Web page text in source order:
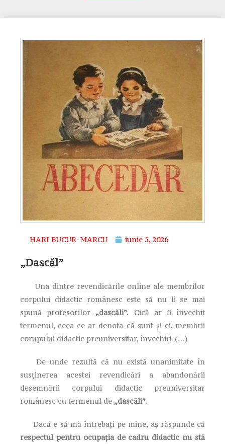
HARI BUCUR-MARCU iunie 5, 2026
„Dascăl”
Una dintre revendicările online ale membrilor
corpului didactic românesc este să nu li se mai
spună profesorilor „dascăli”. Cică ar fi învechit
termenul, ceea ce ar denota că sunt și ei, membrii
corupului didactic preuniversitar, învechiți. (…)
De unde rezultă că nu există unanimitate în
susținerea acestei revendicări a abandonării
desemnării corpului didactic preuniversitar
românesc cu termenul de „dascăli”.
Dacă e să mă întrebați pe mine, aș răspunde că
respectul pentru ocupația de cadru didactic nu stă